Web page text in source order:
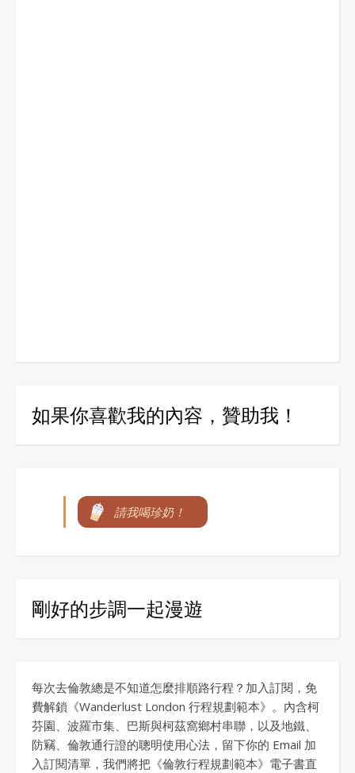
如果你喜歡我的內容，贊助我！
請我喝珍奶！
剛好的步調一起漫遊
每次去倫敦總是不知道怎麼排順路行程？加入訂閱，免
費解鎖《Wanderlust London 行程規劃範本》。內含柯
芬園、波羅市集、巴斯與柯茲窩鄉村串聯，以及地鐵、
防竊、倫敦通行證的聰明使用心法，留下你的 Email 加
入訂閱清單，我們將把《倫敦行程規劃範本》電子書直